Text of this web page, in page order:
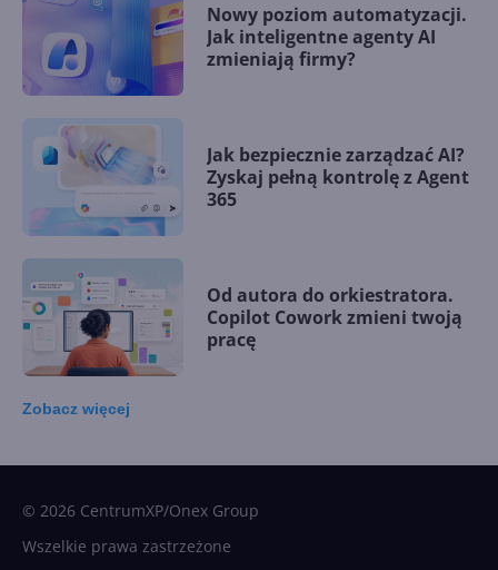
Nowy poziom automatyzacji.
Jak inteligentne agenty AI
zmieniają firmy?
Jak bezpiecznie zarządzać AI?
Zyskaj pełną kontrolę z Agent
365
Od autora do orkiestratora.
Copilot Cowork zmieni twoją
pracę
Zobacz więcej
© 2026 CentrumXP/Onex Group
Wszelkie prawa zastrzeżone